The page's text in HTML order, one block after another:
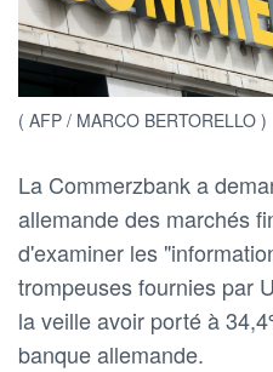
( AFP / MARCO BERTORELLO )
La Commerzbank a
allemande des marchés
d'examiner les
trompeuses fournies par
la veille avoir porté à
banque allemande.